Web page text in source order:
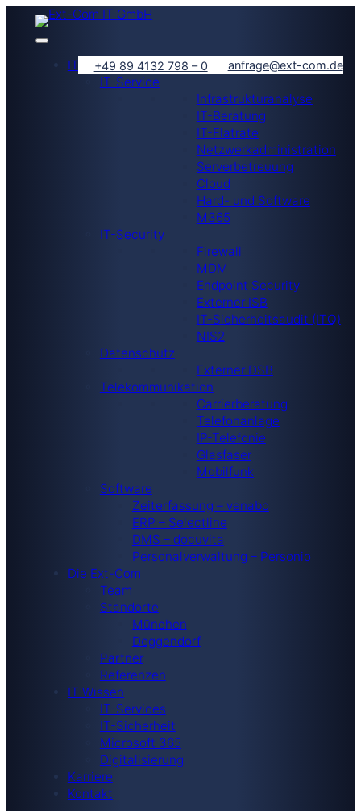
+49 89 4132 798 – 0 anfrage@ext-com.de
IT-Lösungen
IT-Service
Infrastrukturanalyse
IT-Beratung
IT-Flatrate
Netzwerkadministration
Serverbetreuung
Cloud
Hard- und Software
M365
IT-Security
Firewall
MDM
Endpoint Security
Externer ISB
IT-Sicherheitsaudit (ITQ)
NIS2
Datenschutz
Externer DSB
Telekommunikation
Carrierberatung
Telefonanlage
IP-Telefonie
Glasfaser
Mobilfunk
Software
Zeiterfassung – venabo
ERP – Selectline
DMS – docuvita
Personalverwaltung – Personio
Die Ext-Com
Team
Standorte
München
Deggendorf
Partner
Referenzen
IT Wissen
IT-Services
IT-Sicherheit
Microsoft 365
Digitalisierung
Karriere
Kontakt